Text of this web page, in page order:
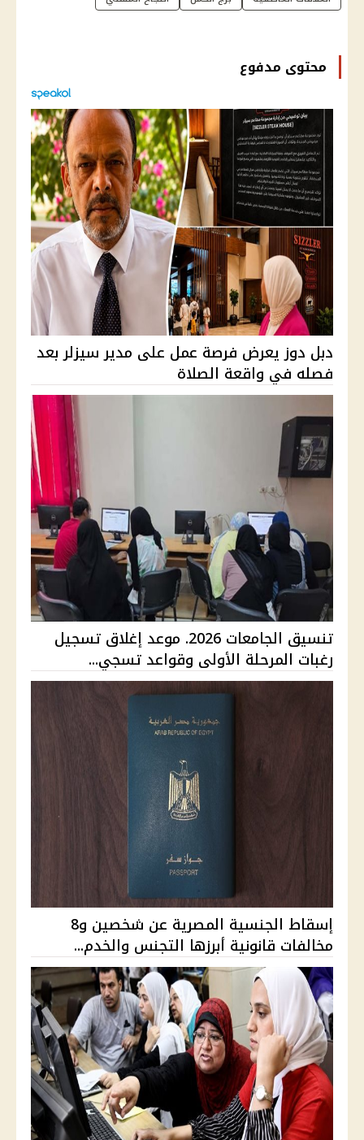
محتوى مدفوع
دبل دوز يعرض فرصة عمل على مدير سيزلر بعد
فصله في واقعة الصلاة
تنسيق الجامعات 2026. موعد إغلاق تسجيل
رغبات المرحلة الأولى وقواعد تسجي...
إسقاط الجنسية المصرية عن شخصين و8
مخالفات قانونية أبرزها التجنس والخدم...